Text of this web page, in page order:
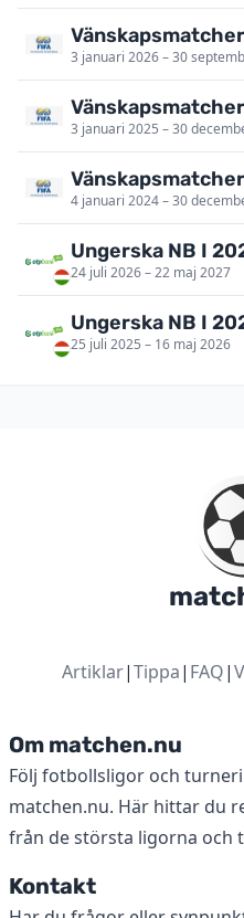
3 januari 2026 – 30
3 januari 2025 – 30
4 januari 2024 – 30
Ungerska NB I
24 juli 2026 – 22 maj 2027
Ungerska NB I
25 juli 2025 – 16 maj 2026
Artiklar|Tippa| FAQ|
Om matchen.nu
Följ fotbollsligor och
matchen.nu. Här hittar du
från de största ligorna och
Kontakt